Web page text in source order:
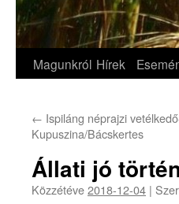
Magunkról Hírek
← Ispiláng néprajzi
Kupuszina/Bácskertes
Állati jó
Közzétéve2018-12-04 |